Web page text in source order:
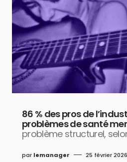
86 % des pros de
problèmes de santé
problème structurel,
par lemanager 25 février 2026